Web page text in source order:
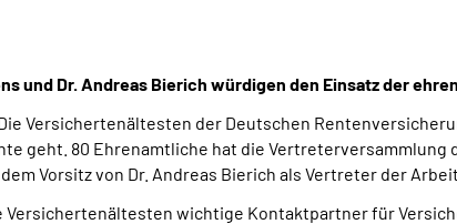
und Dr. Andreas Bierich würdigen den Einsatz der
Versichertenältesten der Deutschen
geht. 80 Ehrenamtliche hat die
Vorsitz von Dr. Andreas Bierich als Vertreter der
Versichertenältesten wichtige Kontaktpartner für